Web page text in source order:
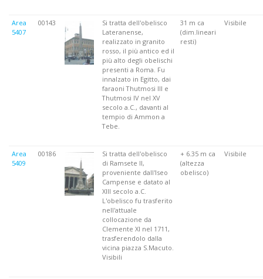
Area
5407
00143
Si tratta dell'obelisco
Lateranense,
realizzato in granito
rosso, il più antico ed il
più alto degli obelischi
presenti a Roma. Fu
innalzato in Egitto, dai
faraoni Thutmosi III e
Thutmosi IV nel XV
secolo a.C., davanti al
tempio di Ammon a
Tebe.
31 m ca
(dim.lineari
resti)
Visibile
Area
5409
00186
Si tratta dell'obelisco
di Ramsete II,
proveniente dall'Iseo
Campense e datato al
XIII secolo a.C.
L'obelisco fu trasferito
nell'attuale
collocazione da
Clemente XI nel 1711,
trasferendolo dalla
vicina piazza S.Macuto.
Visibili
+ 6.35 m ca
(altezza
obelisco)
Visibile